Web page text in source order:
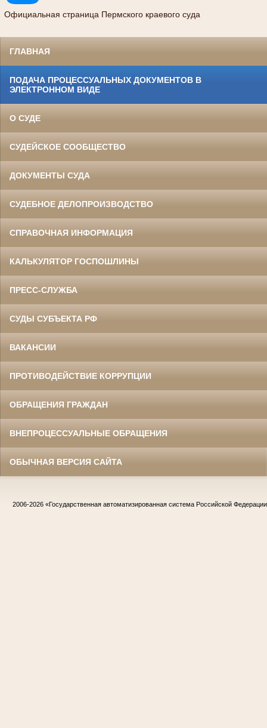
Официальная страница Пермского краевого суда
ГЛАВНАЯ
ПОДАЧА ПРОЦЕССУАЛЬНЫХ ДОКУМЕНТОВ В
ЭЛЕКТРОННОМ ВИДЕ
О СУДЕ
СУДЕЙСКОЕ СООБЩЕСТВО
ДОКУМЕНТЫ СУДА
СУДЕБНОЕ ДЕЛОПРОИЗВОДСТВО
СПРАВОЧНАЯ ИНФОРМАЦИЯ
КАЛЬКУЛЯТОР ГОСПОШЛИНЫ
ПРЕСС-СЛУЖБА
СУДЫ СУБЪЕКТА РФ
ВАКАНСИИ
ПРОТИВОДЕЙСТВИЕ КОРРУПЦИИ
ОБРАЩЕНИЯ ГРАЖДАН
ВНЕПРОЦЕССУАЛЬНЫЕ ОБРАЩЕНИЯ
ОБЫЧНАЯ ВЕРСИЯ САЙТА
2006-2026 «Государственная автоматизированная система Российской